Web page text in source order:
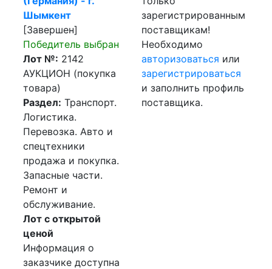
Шымкент
[Завершен]
Победитель выбран
Лот №: 2142
АУКЦИОН (покупка
товара)
Раздел: Транспорт.
Логистика.
Перевозка. Авто и
спецтехники
продажа и покупка.
Запасные части.
Ремонт и
обслуживание.
Лот с открытой
ценой
Информация о
заказчике доступна
зарегистрированным
поставщикам!
Необходимо
авторизоваться или
зарегистрироваться
и заполнить профиль
поставщика.